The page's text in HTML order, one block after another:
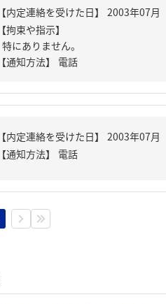
【内定連絡を受けた日】
2003年07月
【拘束や指示】
特にありません。
【通知方法】
電話
【内定連絡を受けた日】
2003年07月
【通知方法】
電話